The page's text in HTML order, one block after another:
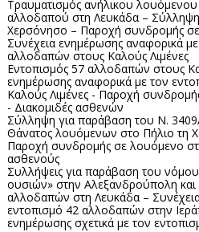
Τραυματισμός ανήλικου
αλλοδαπού στη Λευκάδα –
Χερσόνησο – Παροχή συνδρομής
Συνέχεια ενημέρωσης αναφορικά
αλλοδαπών στους Καλούς Λιμένες
Εντοπισμός 57 αλλοδαπών στους
ενημέρωσης αναφορικά με τον
Καλούς Λιμένες - Παροχή
- Διακομιδές ασθενών
Σύλληψη για παράβαση του Ν.
Θάνατος λουόμενων στο Πήλιο τη
Παροχή συνδρομής σε λουόμενο
ασθενούς
Συλλήψεις για παράβαση του
ουσιών» στην Αλεξανδρούπολη
αλλοδαπών στη Λευκάδα –
εντοπισμό 42 αλλοδαπών στην
ενημέρωσης σχετικά με τον